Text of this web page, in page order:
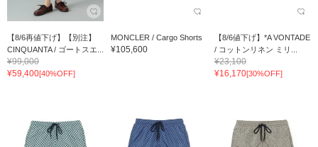
【8/6再値下げ】【別注】
CINQUANTA / ゴートスエ...
¥99,000
¥59,400[40%OFF]
MONCLER / Cargo Shorts
¥105,600
【8/6値下げ】*A VONTADE
/ コットンリネン ミリ...
¥23,100
¥16,170[30%OFF]